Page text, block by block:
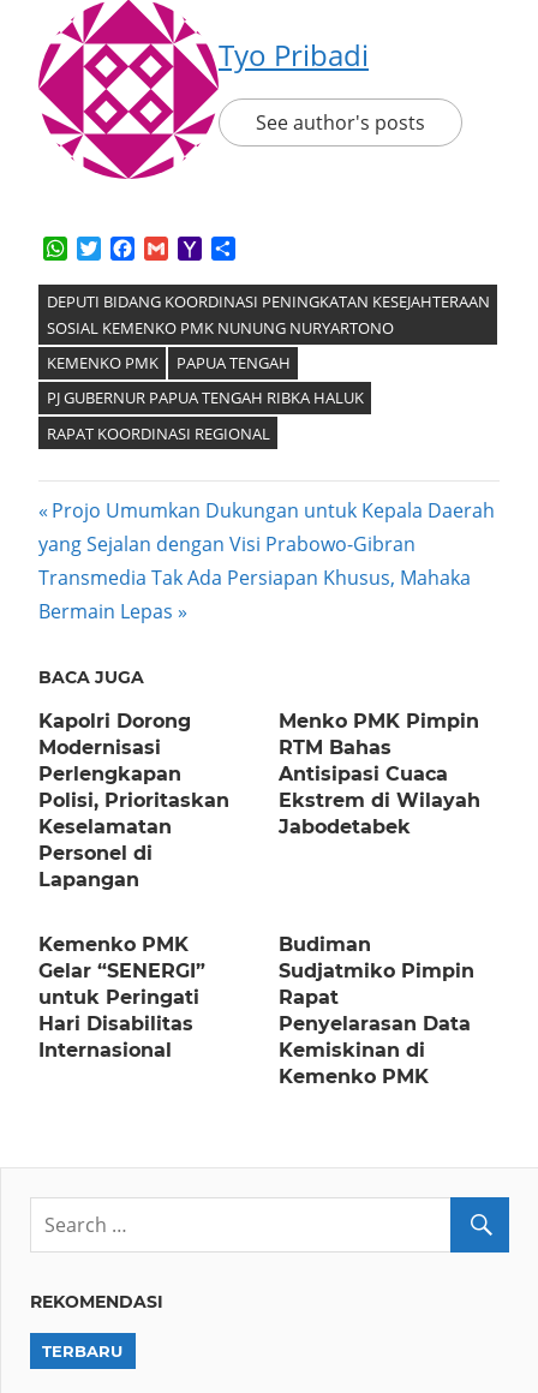
Tyo Pribadi
See author's posts
WhatsApp
TwitterFacebook
GmailYahoo
DEPUTI BIDANG KOORDINASI PENINGKATAN KESEJAHTERAAN
SOSIAL KEMENKO PMK NUNUNG NURYARTONO
KEMENKO PMK
PAPUA TENGAH
PJ GUBERNUR PAPUA TENGAH RIBKA HALUK
RAPAT KOORDINASI REGIONAL
Post
navigation
Previous
Post:
Projo Umumkan Dukungan untuk Kepala Daerah
yang Sejalan dengan Visi Prabowo-Gibran
Next
Post:
Transmedia Tak Ada Persiapan Khusus, Mahaka
Bermain Lepas
BACA JUGA
Kapolri Dorong
Modernisasi
Perlengkapan
Polisi, Prioritaskan
Keselamatan
Personel di
Lapangan
Menko PMK Pimpin
RTM Bahas
Antisipasi Cuaca
Ekstrem di Wilayah
Jabodetabek
Kemenko PMK
Gelar “SENERGI”
untuk Peringati
Hari Disabilitas
Internasional
Budiman
Sudjatmiko Pimpin
Rapat
Penyelarasan Data
Kemiskinan di
Kemenko PMK
REKOMENDASI
TERBARU